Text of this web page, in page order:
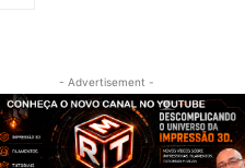
- Advertisement -